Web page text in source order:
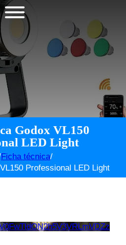
Godox VL150
LED Light
Ficha técnica/
Professional LED Light